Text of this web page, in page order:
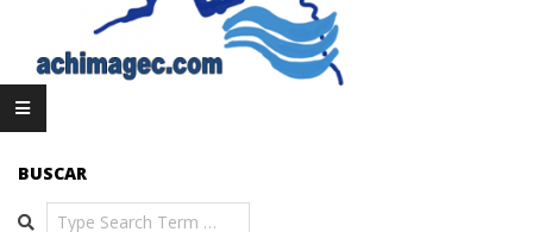
BUSCAR
Search